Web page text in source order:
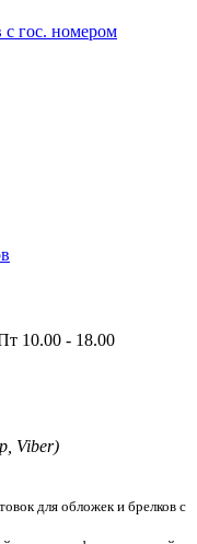
гос. номером
10.00 - 18.00
Viber)
для обложек и брелков с